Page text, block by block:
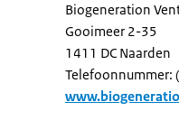
Biogeneration
Gooimeer 2-35
1411 DC Naarden
Telefoonnummer: